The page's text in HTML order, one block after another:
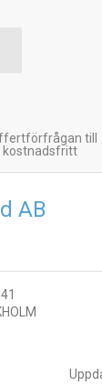
till
kostnadsfritt
AB